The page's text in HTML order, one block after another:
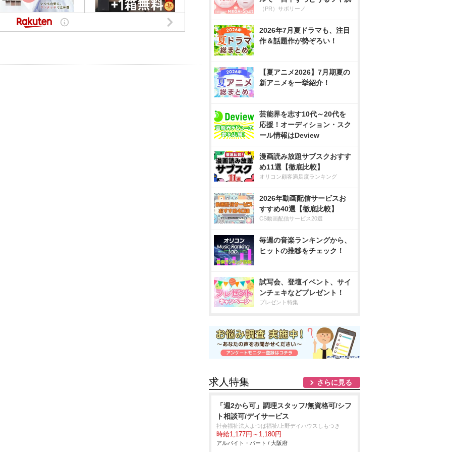
（PR）サボリーノ
2026年7月夏ドラマも、注目
作＆話題作が勢ぞろい！
【夏アニメ2026】7月期夏の
新アニメを一挙紹介！
芸能界を志す10代～20代を
応援！オーディション・スク
ール情報はDeview
漫画読み放題サブスクおすす
め11選【徹底比較】
オリコン顧客満足度ランキング
2026年動画配信サービスお
すすめ40選【徹底比較】
CS動画配信サービス20選
毎週の音楽ランキングから、
ヒットの推移をチェック！
試写会、登壇イベント、サイ
ンチェキなどプレゼント！
プレゼント特集
求人特集 さらに見る
「週2から可」調理スタッフ/無資格可/シフ
ト相談可/デイサービス
社会福祉法人よつば福祉/上野デイハウスしもつき
時給1,177円～1,180円
アルバイト・パート / 大阪府